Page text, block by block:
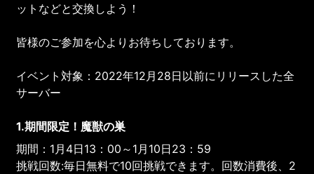
ットなどと交換しよう！
皆様のご参加を心よりお待ちしております。
イベント対象：2022年12月28日以前にリリースした全
サーバー
1.期間限定！魔獣の巣
期間：1月4日13：00～1月10日23：59
挑戦回数:毎日無料で10回挑戦できます。回数消費後、2